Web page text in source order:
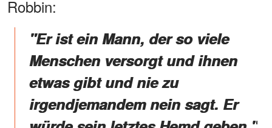
Robbin:
"Er ist ein Mann, der so viele
Menschen versorgt und ihnen
etwas gibt und nie zu
irgendjemandem nein sagt. Er